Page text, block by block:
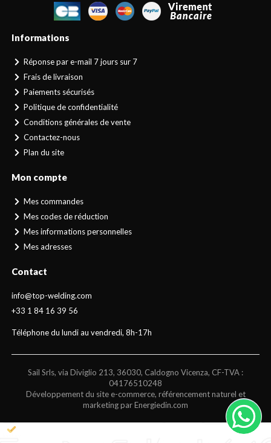
Informations
Réponse par e-mail 7 jours sur 7
Frais de livraison
Paiements sécurisés
Politique de confidentialité
Conditions générales de vente
Contactez-nous
Plan du site
Mon compte
Mes commandes
Mes codes de réduction
Mes informations personnelles
Mes adresses
Contact
info@top-welding.com
+33 1 84 16 39 56
Téléphone du lundi au vendredi, 8h-17h
Sail Srls, via Diviglio 213, 36030, Caldogno Vicenza, CF-TVA :
04176510248
Développement du site e-commerce, référencement naturel et
marketing par Energiedin.com